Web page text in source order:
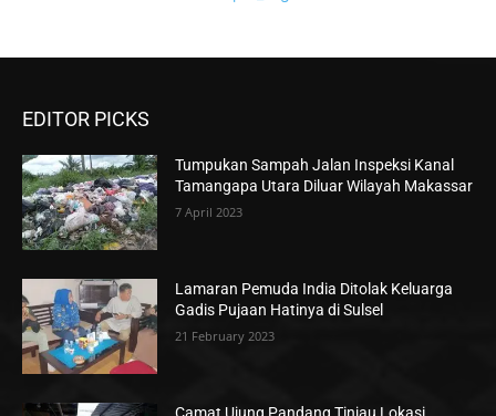
EDITOR PICKS
Tumpukan Sampah Jalan Inspeksi Kanal
Tamangapa Utara Diluar Wilayah Makassar
7 April 2023
Lamaran Pemuda India Ditolak Keluarga
Gadis Pujaan Hatinya di Sulsel
21 February 2023
Camat Ujung Pandang Tinjau Lokasi